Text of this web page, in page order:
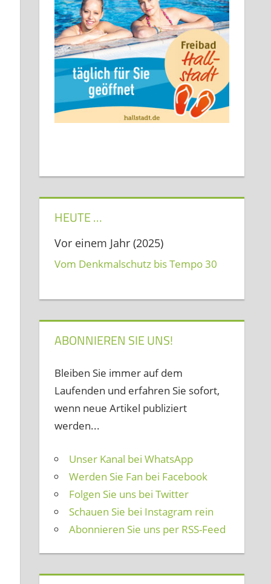
HEUTE …
Vor einem Jahr (2025)
Vom Denkmalschutz bis Tempo 30
ABONNIEREN SIE UNS!
Bleiben Sie immer auf dem
Laufenden und erfahren Sie sofort,
wenn neue Artikel publiziert
werden...
Unser Kanal bei WhatsApp
Werden Sie Fan bei Facebook
Folgen Sie uns bei Twitter
Schauen Sie bei Instagram rein
Abonnieren Sie uns per RSS-Feed